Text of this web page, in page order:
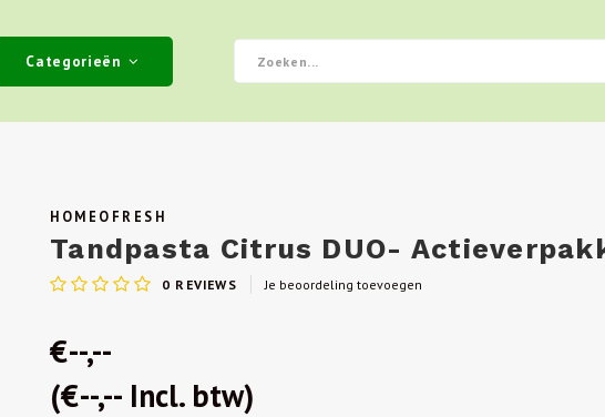
Categorieën
HOMEOFRESH
Tandpasta Citrus DUO-
0 REVIEWS Je beoordeling toevoegen
€--,--
(€--,-- Incl. btw)